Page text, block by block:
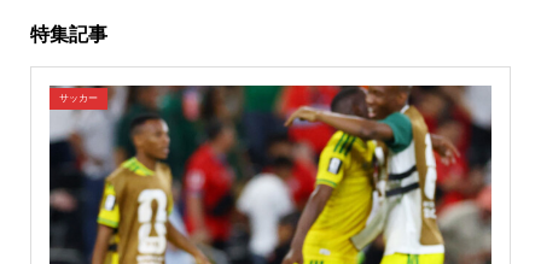
特集記事
サッカー